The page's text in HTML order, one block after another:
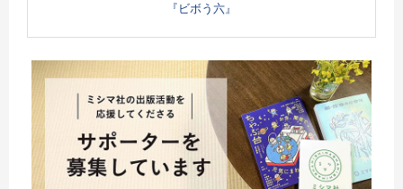
『ビボう六』